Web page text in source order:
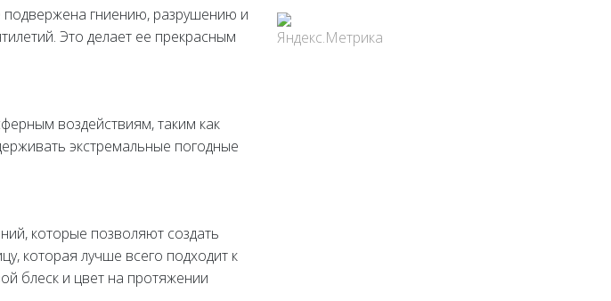
гниению, разрушению и
Это делает ее прекрасным
воздействиям, таким как
экстремальные погодные
которые позволяют создать
которая лучше всего подходит к
блеск и цвет на протяжении